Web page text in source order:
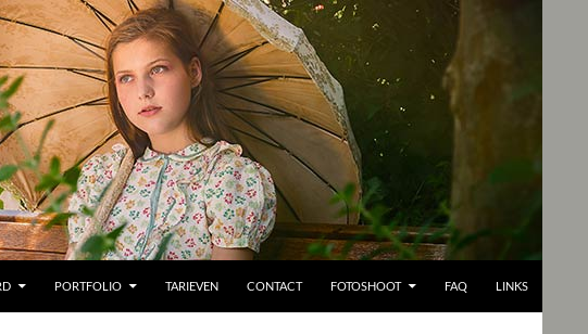
PORTFOLIO TARIEVEN CONTACT FOTOSHOOT FAQ LINKS